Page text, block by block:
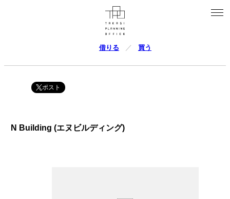
借りる 買う
ポスト
N Building (エヌビルディング)